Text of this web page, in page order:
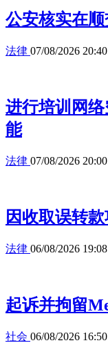
公安核实在
法律 07/08/2026 20:40
进行培训网
能
法律 07/08/2026 20:00
因收取误转
法律 06/08/2026 19:08
起诉并拘留
社会 06/08/2026 16:50